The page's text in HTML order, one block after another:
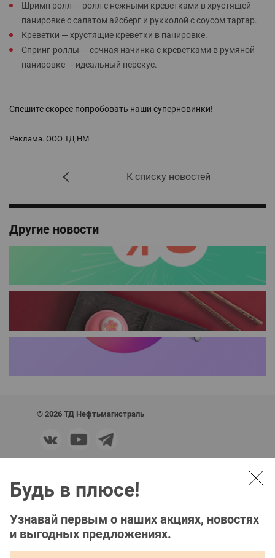
Шримп ролл — ролл с нежными креветками в хрустящей
панировке с салатом айсберг и рукколой с соусом тартар.
Креветки — хрустящие креветки в панировке.
Спринг-роллы — сочная начинка с креветками в румяной
панировке — идеальный перекус.
Спешите скорее попробовать наши суперновинки!
Реклама. ООО ТД НМ
К списку новостей
Другие новости
© 2026 ТД Нефтьмагистраль
+7 (800) 700-46-42
+7 (495) 544-46-45
Личный кабинет корпоративного Клиента
Будь в плюсе!
Узнавай первым о наших акциях, новостях
и выгодных предложениях.